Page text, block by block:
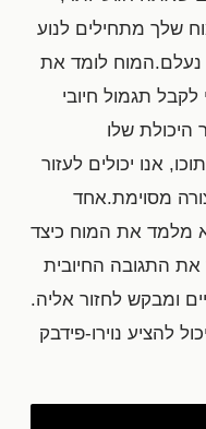
שלך מתחילים לנוע
נעלם.המוח לומד את
תגמול חיובי
היכולת שלו
אנו יכולים לעזור
מסוימת.אחד
מלמד את המוח כיצד
התגובה החיובית
ומבקש לחזור אליה.
להציע נוירו-פידבק